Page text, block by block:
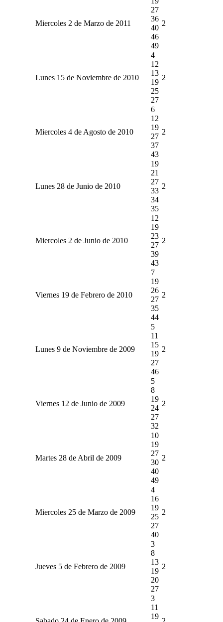
Miercoles 2 de Marzo de 2011
27
36
40
46
49
2
Lunes 15 de Noviembre de 2010
4
12
13
19
25
27
2
Miercoles 4 de Agosto de 2010
6
12
19
27
37
43
2
Lunes 28 de Junio de 2010
19
21
27
33
34
35
2
Miercoles 2 de Junio de 2010
12
19
23
27
39
43
2
Viernes 19 de Febrero de 2010
7
19
26
27
35
44
2
Lunes 9 de Noviembre de 2009
5
11
15
19
27
46
2
Viernes 12 de Junio de 2009
5
8
19
24
27
32
2
Martes 28 de Abril de 2009
10
19
27
30
40
49
2
Miercoles 25 de Marzo de 2009
4
16
19
25
27
40
2
Jueves 5 de Febrero de 2009
3
8
13
19
20
27
2
3
11
19